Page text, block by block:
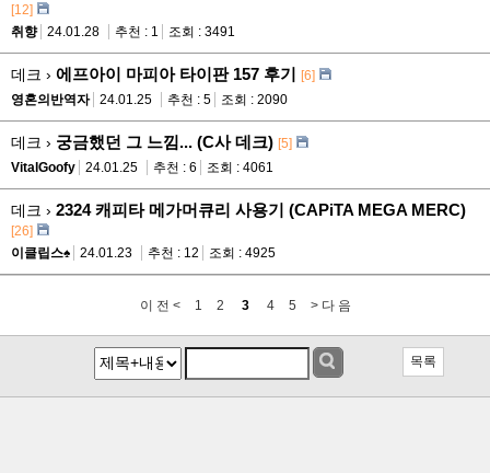
[12]
취향
24.01.28 추천 : 1 조회 : 3491
데크 › 에프아이 마피아 타이판 157 후기 [6]
영혼의반역자
24.01.25 추천 : 5 조회 : 2090
데크 › 궁금했던 그 느낌... (C사 데크) [5]
VitalGoofy
24.01.25 추천 : 6 조회 : 4061
데크 › 2324 캐피타 메가머큐리 사용기 (CAPiTA MEGA MERC)
[26]
이클립스♠
24.01.23 추천 : 12 조회 : 4925
이 전 < 1 2 3 4 5 > 다 음
목록